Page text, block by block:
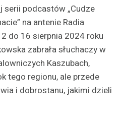
podcastów „Cudze
na antenie Radia
do 16 sierpnia 2024 roku
zabrała słuchaczy w
Kaszubach,
tego regionu, ale przede
i dobrostanu, jakimi dzieli